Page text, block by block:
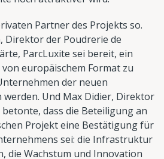
Partner des Projekts so.
Direktor der Poudrerie de
ParcLuxite sei bereit, ein
europäischem Format zu
der neuen
werden. Und Max Didier, Direktor
betonte, dass die Beteiligung an
Projekt eine Bestätigung für
sei: die Infrastruktur
die Wachstum und Innovation